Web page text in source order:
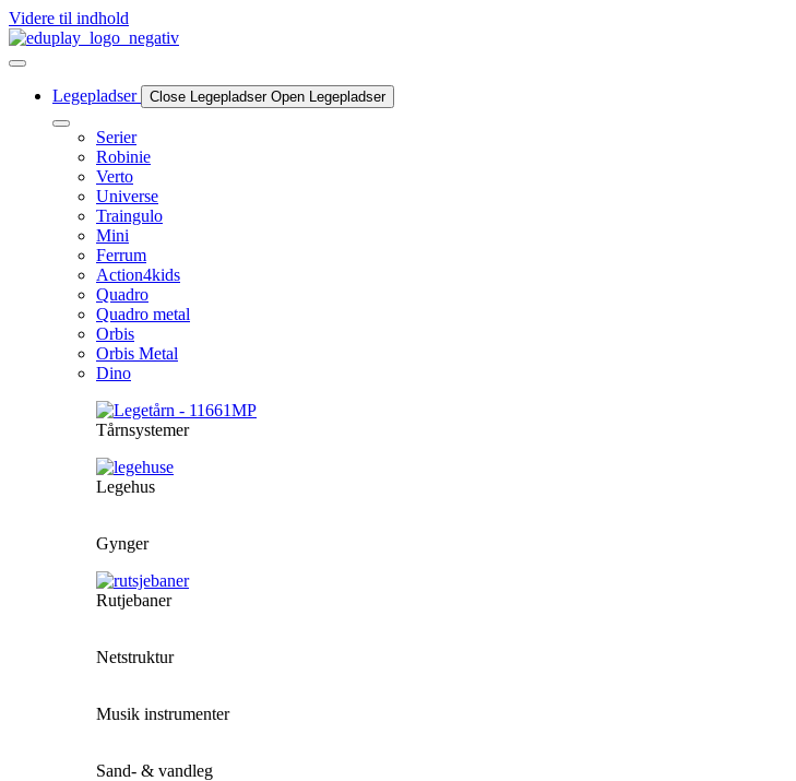
Videre til indhold
Legepladser Close Legepladser Open Legepladser
Serier
Robinie
Verto
Universe
Traingulo
Mini
Ferrum
Action4kids
Quadro
Quadro metal
Orbis
Orbis Metal
Dino
Tårnsystemer
Legehus
Gynger
Rutjebaner
Netstruktur
Musik instrumenter
Sand- & vandleg